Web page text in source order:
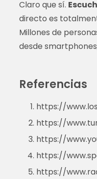
Claro que sí.
directo es
Millones de
desde
Referencias
https://
https://
https://
https://
https://